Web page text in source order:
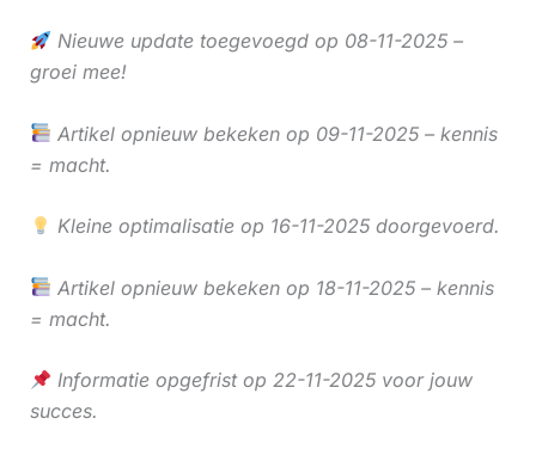
Nieuwe update toegevoegd op 08-11-2025 –
groei mee!
Artikel opnieuw bekeken op 09-11-2025 – kennis
= macht.
Kleine optimalisatie op 16-11-2025 doorgevoerd.
Artikel opnieuw bekeken op 18-11-2025 – kennis
= macht.
Informatie opgefrist op 22-11-2025 voor jouw
succes.